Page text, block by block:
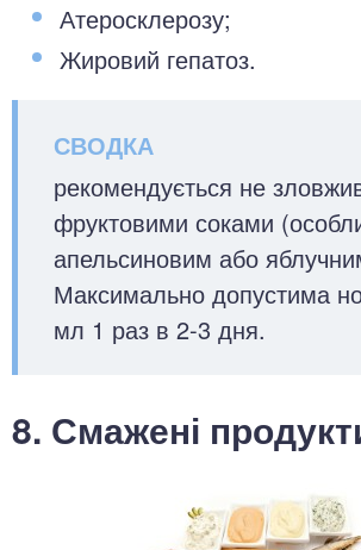
Атеросклерозу;
Жировий гепатоз.
рекомендується не
фруктовими соками
апельсиновим або
Максимально допустима
мл 1 раз в 2-3 дня.
8. Смажені